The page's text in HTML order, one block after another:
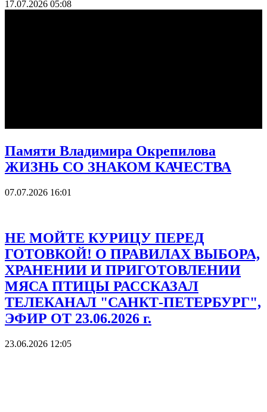
17.07.2026 05:08
Памяти Владимира Окрепилова
ЖИЗНЬ СО ЗНАКОМ КАЧЕСТВА
07.07.2026 16:01
НЕ МОЙТЕ КУРИЦУ ПЕРЕД
ГОТОВКОЙ! О ПРАВИЛАХ ВЫБОРА,
ХРАНЕНИИ И ПРИГОТОВЛЕНИИ
МЯСА ПТИЦЫ РАССКАЗАЛ
ТЕЛЕКАНАЛ "САНКТ-ПЕТЕРБУРГ",
ЭФИР ОТ 23.06.2026 г.
23.06.2026 12:05